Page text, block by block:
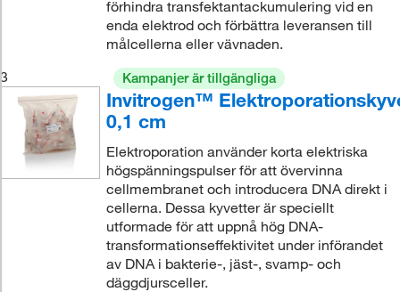
förhindra transfektantackumulering vid en
enda elektrod och förbättra leveransen till
målcellerna eller vävnaden.
3
Kampanjer är tillgängliga
Invitrogen™
0,1 cm
Elektroporation använder korta elektriska
högspänningspulser för att övervinna
cellmembranet och introducera DNA direkt i
cellerna. Dessa kyvetter är speciellt
utformade för att uppnå hög DNA-
transformationseffektivitet under införandet
av DNA i bakterie-, jäst-, svamp- och
däggdjursceller.